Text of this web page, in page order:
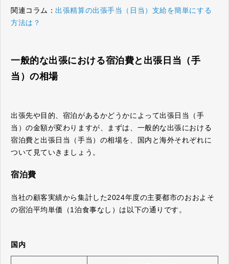
関連コラム： 出張精算の出張手当（日当）支給を簡単にする
方法は？
一般的な出張における宿泊費と出張日当（手
当）の相場
出張先や目的、宿泊があるかどうかによって出張日当（手
当）の金額が変わりますが、まずは、一般的な出張における
宿泊費と出張日当（手当）の相場を、国内と海外それぞれに
ついて見ていきましょう。
宿泊費
当社の顧客実績から集計した2024年度の主要都市のおおよそ
の宿泊平均単価（1泊食事なし）は以下の通りです。
国内